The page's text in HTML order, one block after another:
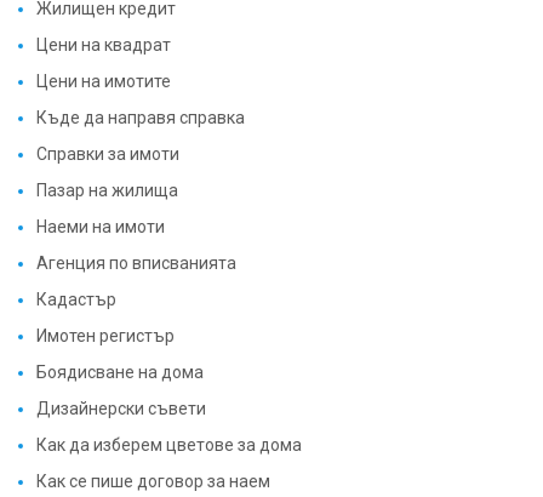
Жилищен кредит
Цени на квадрат
Цени на имотите
Къде да направя справка
Справки за имоти
Пазар на жилища
Наеми на имоти
Агенция по вписванията
Кадастър
Имотен регистър
Боядисване на дома
Дизайнерски съвети
Как да изберем цветове за дома
Как се пише договор за наем